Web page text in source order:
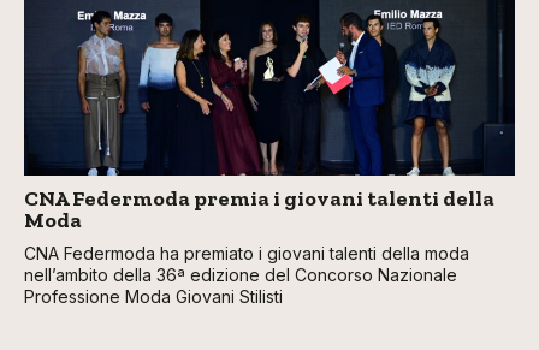
CNA Federmoda premia i giovani talenti della
Moda
CNA Federmoda ha premiato i giovani talenti della moda
nell’ambito della 36ª edizione del Concorso Nazionale
Professione Moda Giovani Stilisti